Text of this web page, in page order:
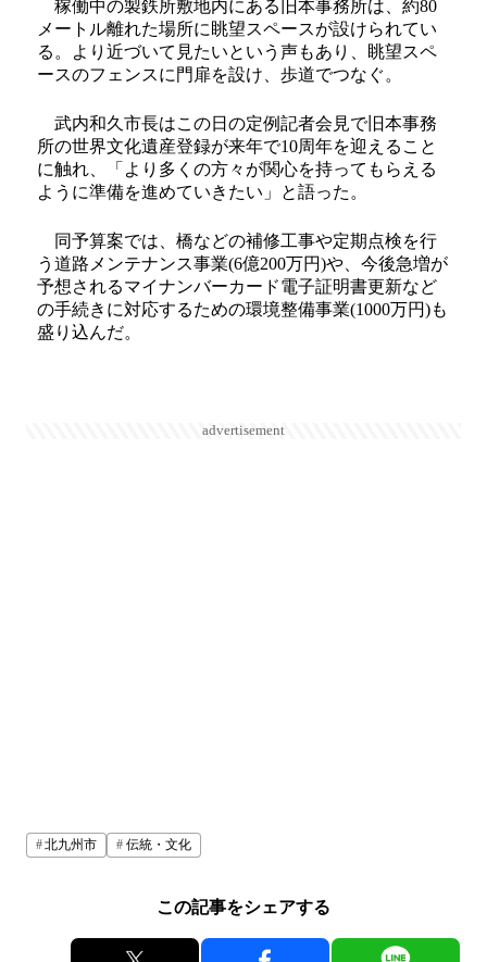
稼働中の製鉄所敷地内にある旧本事務所は、約80
メートル離れた場所に眺望スペースが設けられてい
る。より近づいて見たいという声もあり、眺望スペ
ースのフェンスに門扉を設け、歩道でつなぐ。
武内和久市長はこの日の定例記者会見で旧本事務
所の世界文化遺産登録が来年で10周年を迎えること
に触れ、「より多くの方々が関心を持ってもらえる
ように準備を進めていきたい」と語った。
同予算案では、橋などの補修工事や定期点検を行
う道路メンテナンス事業(6億200万円)や、今後急増が
予想されるマイナンバーカード電子証明書更新など
の手続きに対応するための環境整備事業(1000万円)も
盛り込んだ。
advertisement
北九州市 伝統・文化
この記事をシェアする